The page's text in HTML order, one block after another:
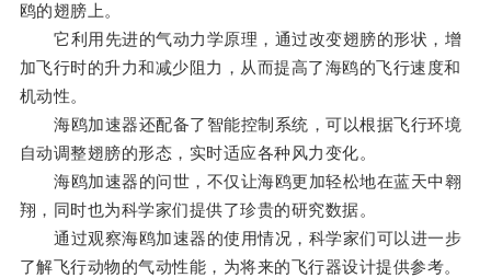
鸥的翅膀上。
它利用先进的气动力学原理，通过改变翅膀的形状，增
加飞行时的升力和减少阻力，从而提高了海鸥的飞行速度和
机动性。
海鸥加速器还配备了智能控制系统，可以根据飞行环境
自动调整翅膀的形态，实时适应各种风力变化。
海鸥加速器的问世，不仅让海鸥更加轻松地在蓝天中翱
翔，同时也为科学家们提供了珍贵的研究数据。
通过观察海鸥加速器的使用情况，科学家们可以进一步
了解飞行动物的气动性能，为将来的飞行器设计提供参考。